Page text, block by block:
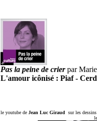
Pas la peine de crier par
L'amour icônisé : Piaf -
le youtube de Jean Luc Giraud sur les